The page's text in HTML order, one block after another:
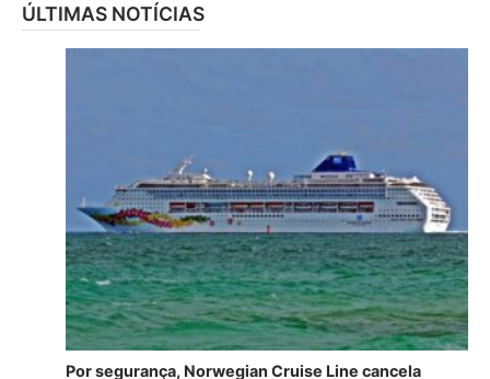
ÚLTIMAS NOTÍCIAS
Por segurança, Norwegian Cruise Line cancela